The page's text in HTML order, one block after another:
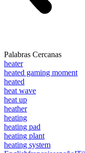
Palabras Cercanas
heater
heated gaming moment
heated
heat wave
heat up
heather
heating
heating pad
heating plant
heating system